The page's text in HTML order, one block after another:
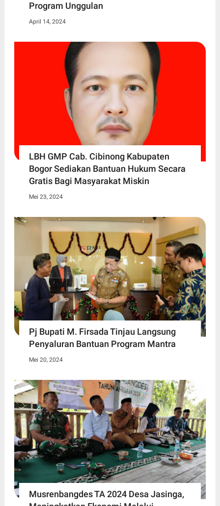
Program Unggulan
April 14, 2024
LBH GMP Cab. Cibinong Kabupaten
Bogor Sediakan Bantuan Hukum Secara
Gratis Bagi Masyarakat Miskin
Mei 23, 2024
Pj Bupati M. Firsada Tinjau Langsung
Penyaluran Bantuan Program Mantra
Mei 20, 2024
Musrenbangdes TA 2024 Desa Jasinga,